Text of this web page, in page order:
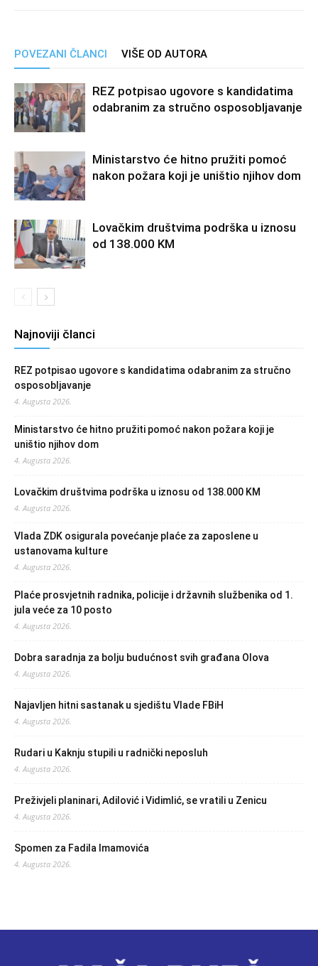
POVEZANI ČLANCI VIŠE OD AUTORA
REZ potpisao ugovore s kandidatima
odabranim za stručno osposobljavanje
Ministarstvo će hitno pružiti pomoć
nakon požara koji je uništio njihov dom
Lovačkim društvima podrška u iznosu
od 138.000 KM
Najnoviji članci
REZ potpisao ugovore s kandidatima odabranim za stručno
osposobljavanje
4. Augusta 2026.
Ministarstvo će hitno pružiti pomoć nakon požara koji je
uništio njihov dom
4. Augusta 2026.
Lovačkim društvima podrška u iznosu od 138.000 KM
4. Augusta 2026.
Vlada ZDK osigurala povećanje plaće za zaposlene u
ustanovama kulture
4. Augusta 2026.
Plaće prosvjetnih radnika, policije i državnih službenika od 1.
jula veće za 10 posto
4. Augusta 2026.
Dobra saradnja za bolju budućnost svih građana Olova
4. Augusta 2026.
Najavljen hitni sastanak u sjedištu Vlade FBiH
4. Augusta 2026.
Rudari u Kaknju stupili u radnički neposluh
4. Augusta 2026.
Preživjeli planinari, Adilović i Vidimlić, se vratili u Zenicu
4. Augusta 2026.
Spomen za Fadila Imamovića
4. Augusta 2026.